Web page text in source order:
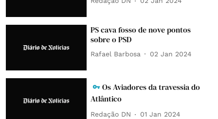
PS cava fosso de nove pontos
sobre o PSD
Rafael Barbosa 02 Jan 2024
Os Aviadores da travessia do
Atlântico
Redação DN 01 Jan 2024